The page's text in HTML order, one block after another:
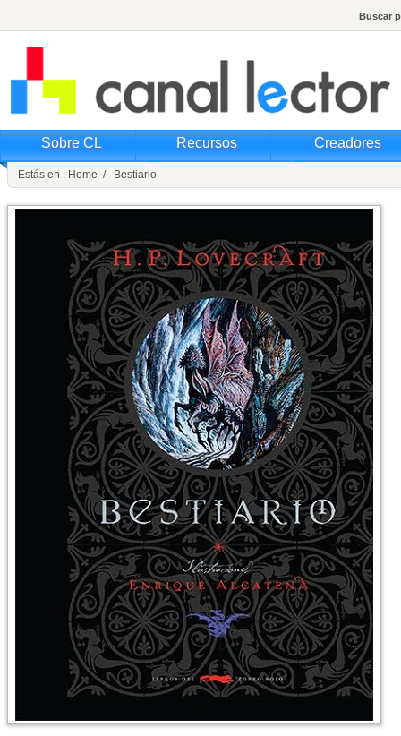
Buscar
Sobre CL Recursos Creadores
Estás en : Home / Bestiario